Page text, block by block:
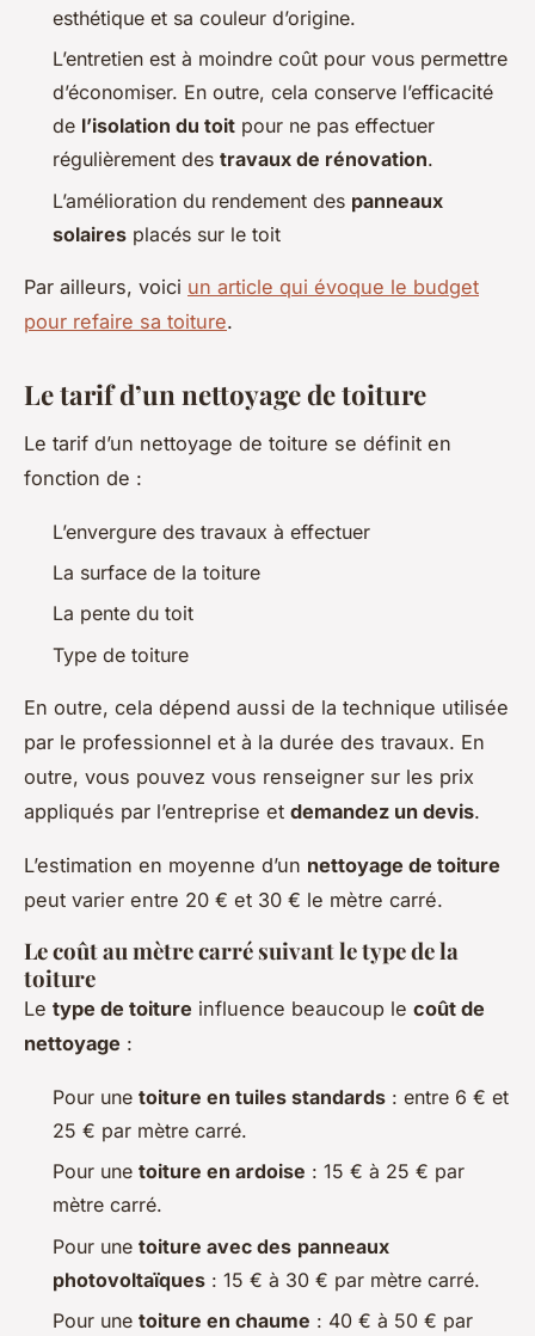
esthétique et sa couleur d’origine.
L’entretien est à moindre coût pour vous permettre
d’économiser. En outre, cela conserve l’efficacité
de l’isolation du toit pour ne pas effectuer
régulièrement des travaux de rénovation.
L’amélioration du rendement des panneaux
solaires placés sur le toit
Par ailleurs, voici un article qui évoque le budget
pour refaire sa toiture.
Le tarif d’un nettoyage de toiture
Le tarif d’un nettoyage de toiture se définit en
fonction de :
L’envergure des travaux à effectuer
La surface de la toiture
La pente du toit
Type de toiture
En outre, cela dépend aussi de la technique utilisée
par le professionnel et à la durée des travaux. En
outre, vous pouvez vous renseigner sur les prix
appliqués par l’entreprise et demandez un devis.
L’estimation en moyenne d’un nettoyage de toiture
peut varier entre 20 € et 30 € le mètre carré.
Le coût au mètre carré suivant le type de la
toiture
Le type de toiture influence beaucoup le coût de
nettoyage :
Pour une toiture en tuiles standards : entre 6 € et
25 € par mètre carré.
Pour une toiture en ardoise : 15 € à 25 € par
mètre carré.
Pour une toiture avec des panneaux
photovoltaïques : 15 € à 30 € par mètre carré.
Pour une toiture en chaume : 40 € à 50 € par